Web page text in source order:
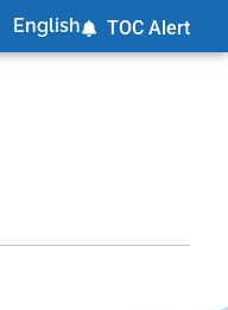
English TOC Alert